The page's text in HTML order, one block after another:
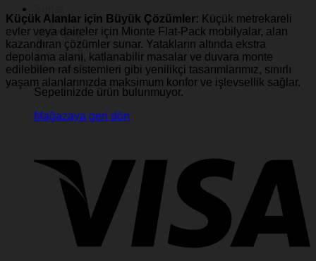
Sepetinizde ürün bulunmuyor.
Mağazaya geri dön
Küçük Alanlar için Büyük Çözümler: Küçük metrekareli
evler veya daireler için Mionte Flat-Pack mobilyalar, alan
kazandıran çözümler sunar. Yatakların altında ekstra
depolama alanı, katlanabilir masalar ve duvara monte
edilebilen raf sistemleri gibi yenilikçi tasarımlarımız, sınırlı
yaşam alanlarınızda maksimum konfor ve işlevsellik sağlar.